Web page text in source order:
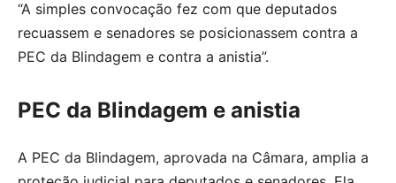
“A simples convocação fez com que deputados
recuassem e senadores se posicionassem contra a
PEC da Blindagem e contra a anistia”.
PEC da Blindagem e anistia
A PEC da Blindagem, aprovada na Câmara, amplia a